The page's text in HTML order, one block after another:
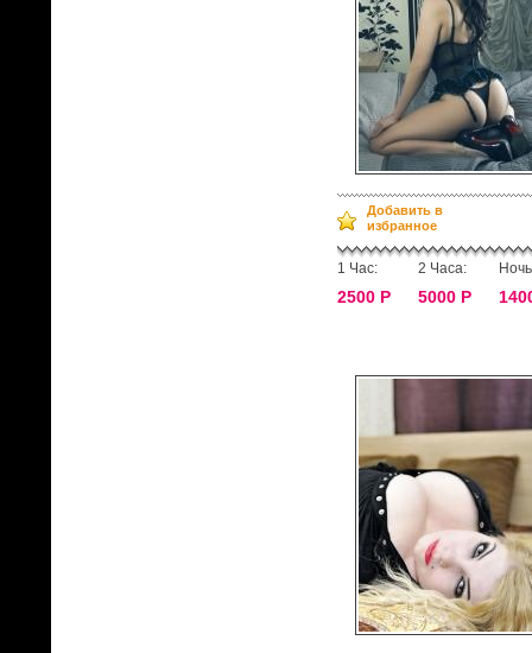
Добавить в
избранное
1 Час:
2500 Р
2 Часа:
5000 Р